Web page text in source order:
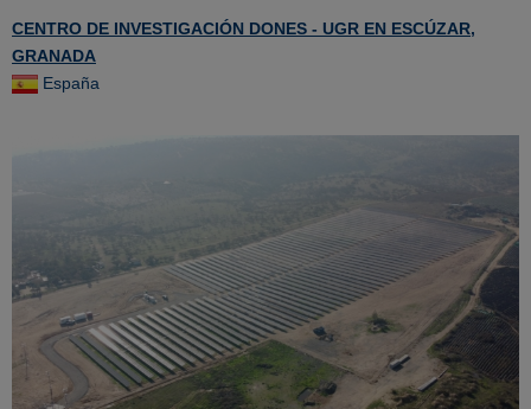
CENTRO DE INVESTIGACIÓN DONES - UGR EN ESCÚZAR,
GRANADA
España